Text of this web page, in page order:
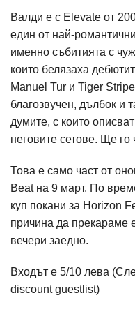
Валди е с Elevate от
един от най-
именно събитията с
които белязаха
Manuel Tur и Tiger
благозвучен, дълбок и
думите, с които
неговите сетове. Ще го
Това е само част от
Beat на 9 март. По
куп покани за Horizon
причина да прекараме
вечери заедно.
Входът е 5/10 лева
discount guestlist)